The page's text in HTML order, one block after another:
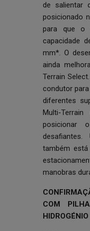
de salientar
posicionado
para que o
capacidade
mm*. O
ainda
Terrain
condutor
diferentes
Multi-
posicionar
também
manobras
COM
HIDROGÉNIO